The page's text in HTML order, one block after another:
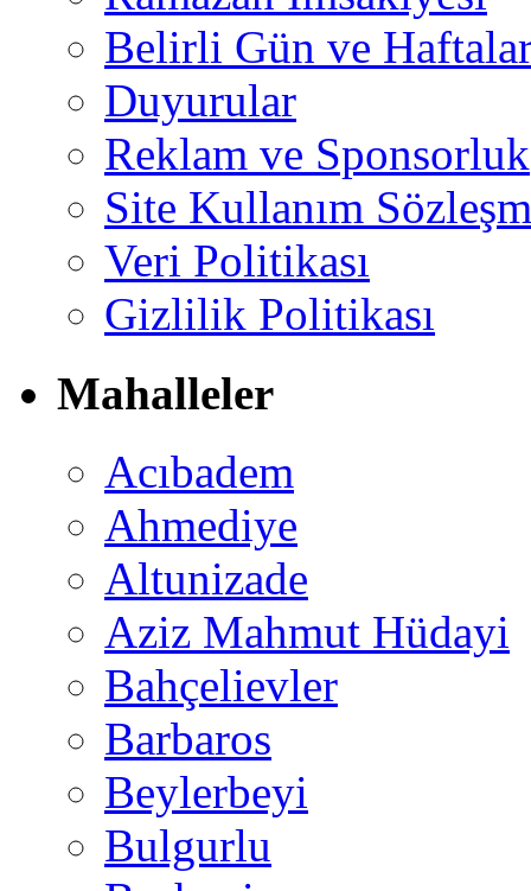
Belirli Gün ve
Duyurular
Reklam ve Sponsorluk
Site Kullanım
Veri Politikası
Gizlilik Politikası
Mahalleler
Acıbadem
Ahmediye
Altunizade
Aziz Mahmut Hüdayi
Bahçelievler
Barbaros
Beylerbeyi
Bulgurlu